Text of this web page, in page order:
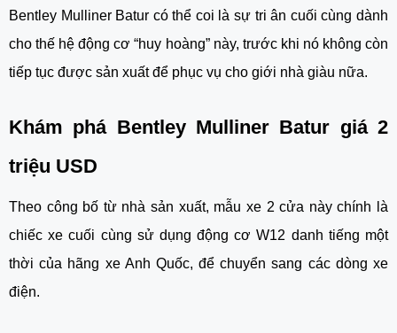
Bentley Mulliner Batur có thể coi là sự tri ân cuối cùng dành
cho thế hệ động cơ “huy hoàng” này, trước khi nó không còn
tiếp tục được sản xuất để phục vụ cho giới nhà giàu nữa.
Khám phá Bentley Mulliner Batur giá 2
triệu USD
Theo công bố từ nhà sản xuất, mẫu xe 2 cửa này chính là
chiếc xe cuối cùng sử dụng động cơ W12 danh tiếng một
thời của hãng xe Anh Quốc, để chuyển sang các dòng xe
điện.